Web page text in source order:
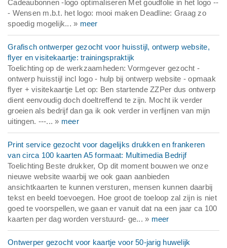
Cadeaubonnen -logo optimaliseren Met goudfolie in het logo --
- Wensen m.b.t. het logo: mooi maken Deadline: Graag zo
spoedig mogelijk... » meer
Grafisch ontwerper gezocht voor huisstijl, ontwerp website,
flyer en visitekaartje: trainingspraktijk
Toelichting op de werkzaamheden: Vormgever gezocht -
ontwerp huisstijl incl logo - hulp bij ontwerp website - opmaak
flyer + visitekaartje Let op: Ben startende ZZPer dus ontwerp
dient eenvoudig doch doeltreffend te zijn. Mocht ik verder
groeien als bedrijf dan ga ik ook verder in verfijnen van mijn
uitingen. ---... » meer
Print service gezocht voor dagelijks drukken en frankeren
van circa 100 kaarten A5 formaat: Multimedia Bedrijf
Toelichting Beste drukker, Op dit moment bouwen we onze
nieuwe website waarbij we ook gaan aanbieden
ansichtkaarten te kunnen versturen, mensen kunnen daarbij
tekst en beeld toevoegen. Hoe groot de toeloop zal zijn is niet
goed te voorspellen, we gaan er vanuit dat na een jaar ca 100
kaarten per dag worden verstuurd- ge... » meer
Ontwerper gezocht voor kaartje voor 50-jarig huwelijk